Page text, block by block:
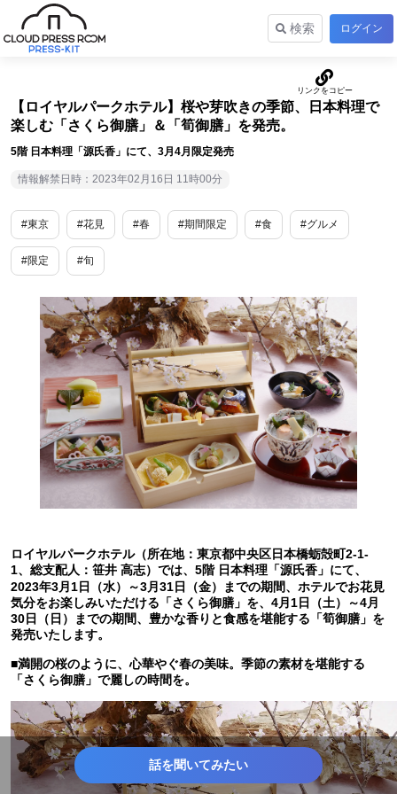
検索 ログイン
【ロイヤルパークホテル】桜や芽吹きの季節、日本料理で
楽しむ「さくら御膳」＆「筍御膳」を発売。
5階 日本料理「源氏香」にて、3月4月限定発売
情報解禁日時：2023年02月16日 11時00分
#東京 #花見 #春 #期間限定 #食 #グルメ
#限定 #旬
ロイヤルパークホテル（所在地：東京都中央区日本橋蛎殻町2-1-
1、総支配人：笹井 高志）では、5階 日本料理「源氏香」にて、
2023年3月1日（水）～3月31日（金）までの期間、ホテルでお花見
気分をお楽しみいただける「さくら御膳」を、4月1日（土）～4月
30日（日）までの期間、豊かな香りと食感を堪能する「筍御膳」を
発売いたします。
■満開の桜のように、心華やぐ春の美味。季節の素材を堪能する
「さくら御膳」で麗しの時間を。
話を聞いてみたい